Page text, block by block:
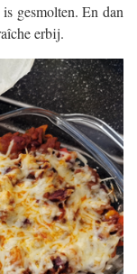
gesmolten. En dan
erbij.